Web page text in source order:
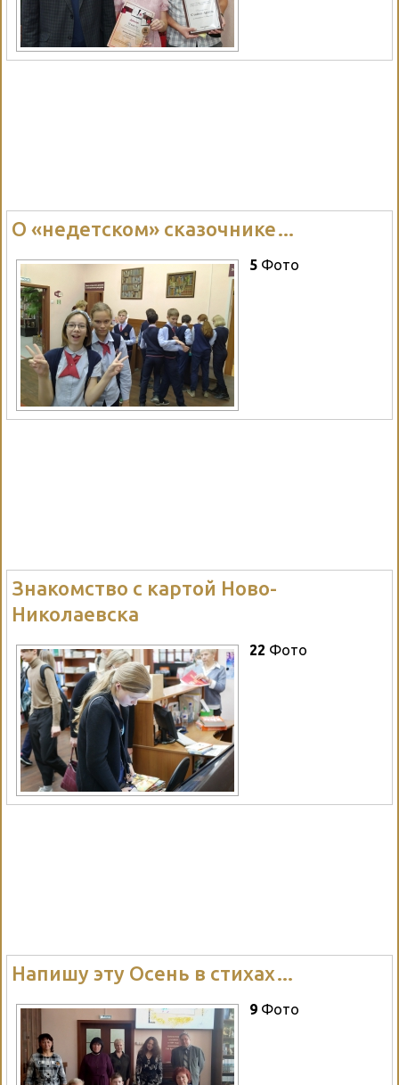
О «недетском» сказочнике…
5 Фото
Знакомство с картой Ново-
Николаевска
22 Фото
Напишу эту Осень в стихах…
9 Фото